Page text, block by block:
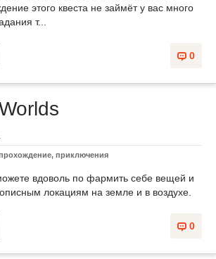
этого квеста не займёт у вас много
т...
0
приключения
вдоволь по фармить себе вещей и
локациям на земле и в воздухе.
0